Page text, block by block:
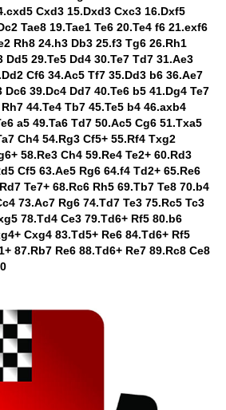
Cxd3 15.Dxd3 Cxc3 16.Dxf5
Tae8 19.Tae1 Te6 20.Te4 f6 21.exf6
Rh8 24.h3 Db3 25.f3 Tg6 26.Rh1
Dd5 29.Te5 Dd4 30.Te7 Td7 31.Ae3
Cf6 34.Ac5 Tf7 35.Dd3 b6 36.Ae7
39.Dc4 Dd7 40.Te6 b5 41.Dg4 Te7
44.Te4 Tb7 45.Te5 b4 46.axb4
a5 49.Ta6 Td7 50.Ac5 Cg6 51.Txa5
Ch4 54.Rg3 Cf5+ 55.Rf4 Txg2
58.Re3 Ch4 59.Re4 Te2+ 60.Rd3
Cf5 63.Ae5 Rg6 64.f4 Td2+ 65.Re6
Te7+ 68.Rc6 Rh5 69.Tb7 Te8 70.b4
73.Ac7 Rg6 74.Td7 Te3 75.Rc5 Tc3
78.Td4 Ce3 79.Td6+ Rf5 80.b6
Cxg4 83.Td5+ Re6 84.Td6+ Rf5
87.Rb7 Re6 88.Td6+ Re7 89.Rc8 Ce8